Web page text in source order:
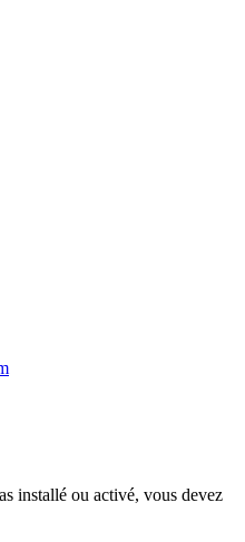
installé ou activé, vous devez